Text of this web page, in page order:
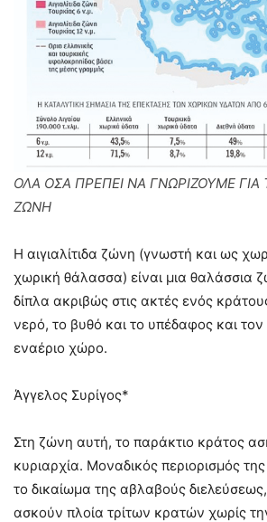
ΟΛΑ ΟΣΑ ΠΡΕΠΕΙ ΝΑ ΓΝΩΡΙΖΟΥΜΕ ΓΙΑ
ΖΩΝΗ
Η αιγιαλίτιδα ζώνη (γνωστή και ως
χωρική θάλασσα) είναι μια θαλάσσια
δίπλα ακριβώς στις ακτές ενός
νερό, το βυθό και το υπέδαφος και τον
εναέριο χώρο.
Άγγελος Συρίγος*
Στη ζώνη αυτή, το παράκτιο κράτος
κυριαρχία. Μοναδικός περιορισμός της
το δικαίωμα της αβλαβούς
ασκούν πλοία τρίτων κρατών χωρίς